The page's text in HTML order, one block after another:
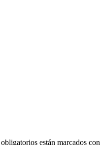
están marcados con